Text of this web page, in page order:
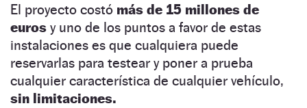
El proyecto costó más de 15 millones de
euros y uno de los puntos a favor de estas
instalaciones es que cualquiera puede
reservarlas para testear y poner a prueba
cualquier característica de cualquier vehículo,
sin limitaciones.